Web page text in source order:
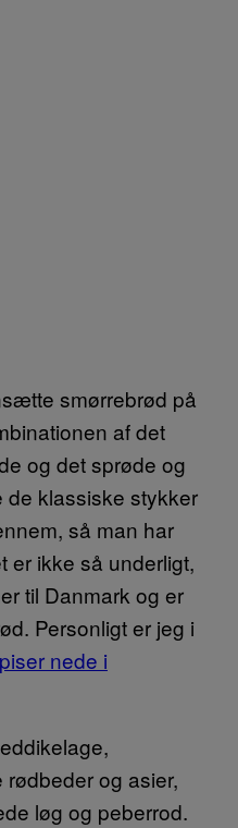
smørrebrød på
af det
og det sprøde og
de klassiske stykker
så man har
er ikke så underligt,
til Danmark og er
Personligt er jeg i
nede i
og asier,
løg og peberrod.